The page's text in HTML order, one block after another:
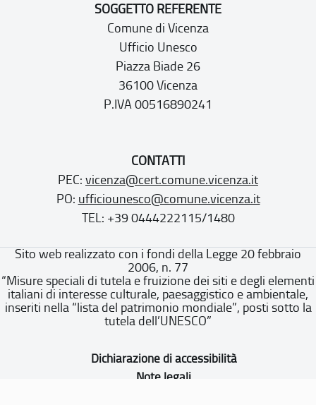
SOGGETTO REFERENTE
Comune di Vicenza
Ufficio Unesco
Piazza Biade 26
36100 Vicenza
P.IVA 00516890241
CONTATTI
PEC: vicenza@cert.comune.vicenza.it
PO: ufficiounesco@comune.vicenza.it
TEL: +39 0444222115/1480
Sito web realizzato con i fondi della Legge 20 febbraio
2006, n. 77
“Misure speciali di tutela e fruizione dei siti e degli elementi
italiani di interesse culturale, paesaggistico e ambientale,
inseriti nella “lista del patrimonio mondiale”, posti sotto la
tutela dell’UNESCO”
Dichiarazione di accessibilità
Note legali